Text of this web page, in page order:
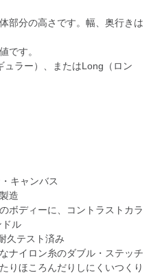
部分の高さです。幅、奥行きは
です。
ラー）、またはLong（ロン
キャンバス
造
ボディーに、コントラストカラ
ル
久テスト済み
ナイロン糸のダブル・ステッチ
りほころんだりしにくいつくり